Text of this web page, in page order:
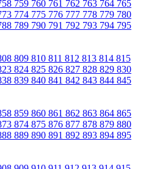
759 760 761 762 763 764 765
774 775 776 777 778 779 780
789 790 791 792 793 794 795
809 810 811 812 813 814 815
824 825 826 827 828 829 830
839 840 841 842 843 844 845
859 860 861 862 863 864 865
874 875 876 877 878 879 880
889 890 891 892 893 894 895